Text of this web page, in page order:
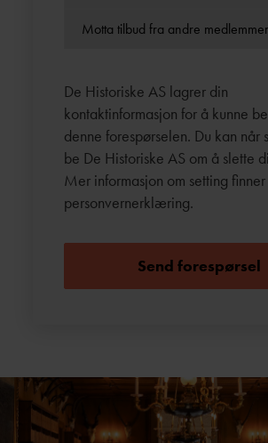
De Historiske AS lagrer din
kontaktinformasjon for å kunne
denne forespørselen. Du kan når
be De Historiske AS om å slette
Mer informasjon om setting
personvernerklæring.